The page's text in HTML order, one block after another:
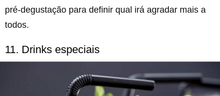
pré-degustação para definir qual irá agradar mais a
todos.
11. Drinks especiais